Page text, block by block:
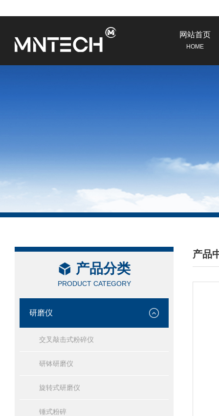
网站首页
HOME
产品分类
PRODUCT CATEGORY
研磨仪
交叉敲击式粉碎仪
研钵研磨仪
旋转式研磨仪
锤式粉碎
产品
/